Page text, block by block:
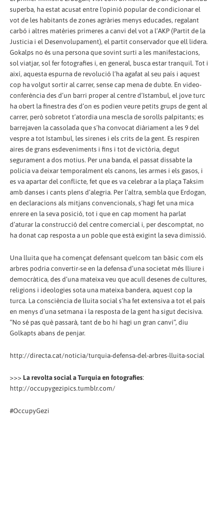
superba, ha estat acusat entre l'opinió popular de condicionar el
vot de les habitants de zones agràries menys educades, regalant
carbó i altres matèries primeres a canvi del vot a l’AKP (Partit de la
Justicia i el Desenvolupament), el partit conservador que ell lidera.
Gokalps no és una persona que sovint surti a les manifestacions,
sol viatjar, sol fer fotografies i, en general, busca estar tranquil. Tot i
així, aquesta espurna de revolució l’ha agafat al seu país i aquest
cop ha volgut sortir al carrer, sense cap mena de dubte. En video-
conferència des d’un barri proper al centre d’Istambul, el jove turc
ha obert la finestra des d’on es podien veure petits grups de gent al
carrer, però sobretot t’atordia una mescla de sorolls palpitants; es
barrejaven la cassolada que s’ha convocat diàriament a les 9 del
vespre a tot Istambul, les sirenes i els crits de la gent. Es respiren
aires de grans esdeveniments i fins i tot de victòria, degut
segurament a dos motius. Per una banda, el passat dissabte la
policia va deixar temporalment els canons, les armes i els gasos, i
es va apartar del conflicte, fet que es va celebrar a la plaça Taksim
amb danses i cants plens d’alegria. Per l’altra, sembla que Erdogan,
en declaracions als mitjans convencionals, s’hagi fet una mica
enrere en la seva posició, tot i que en cap moment ha parlat
d’aturar la construcció del centre comercial i, per descomptat, no
ha donat cap resposta a un poble que està exigint la seva dimissió.
Una lluita que ha començat defensant quelcom tan bàsic com els
arbres podria convertir-se en la defensa d’una societat més lliure i
democràtica, des d’una mateixa veu que acull desenes de cultures,
religions i ideologies sota una mateixa bandera, aquest cop la
turca. La consciència de lluita social s’ha fet extensiva a tot el país
en menys d’una setmana i la resposta de la gent ha sigut decisiva.
“No sé pas què passarà, tant de bo hi hagi un gran canvi”, diu
Golkapts abans de penjar.
http://directa.cat/noticia/turquia-defensa-del-arbres-lluita-social
>>> La revolta social a Turquia en fotografies:
http://occupygezipics.tumblr.com/
#OccupyGezi